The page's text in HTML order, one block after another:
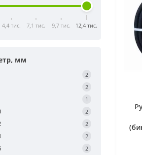
4,4 тис. 7,1 тис. 9,7 тис. 12,4 тис.
мм
2
2
1
2
2
2
2